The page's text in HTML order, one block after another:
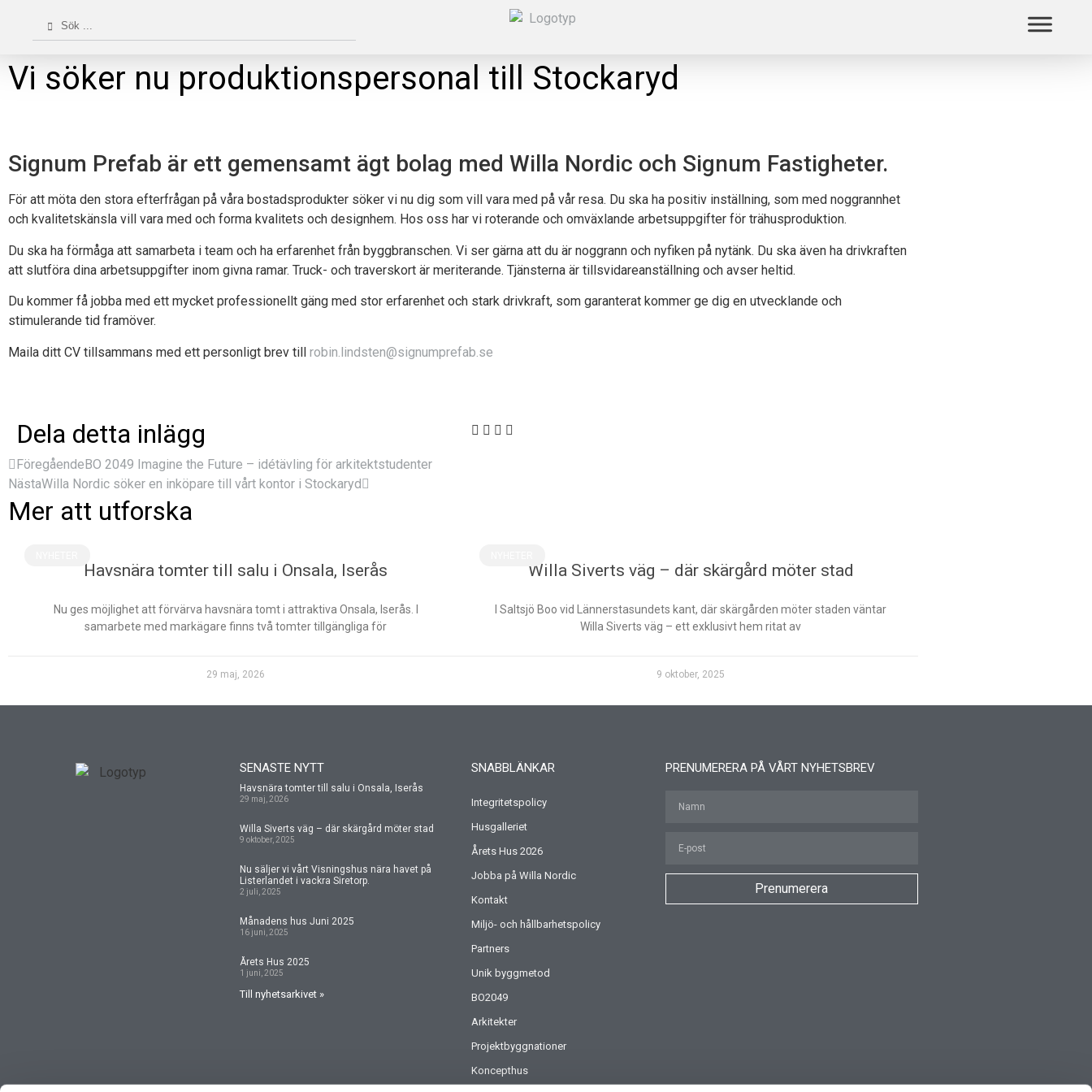
Vi söker nu produktionspersonal till Stockaryd
Signum Prefab är ett gemensamt ägt bolag med Willa Nordic och Signum Fastigheter.
För att möta den stora efterfrågan på våra bostadsprodukter söker vi nu dig som vill vara med på vår resa. Du ska ha positiv inställning, som med noggrannhet
och kvalitetskänsla vill vara med och forma kvalitets och designhem. Hos oss har vi roterande och omväxlande arbetsuppgifter för trähusproduktion.
Du ska ha förmåga att samarbeta i team och ha erfarenhet från byggbranschen. Vi ser gärna att du är noggrann och nyfiken på nytänk. Du ska även ha drivkraften
att slutföra dina arbetsuppgifter inom givna ramar. Truck- och traverskort är meriterande. Tjänsterna är tillsvidareanställning och avser heltid.
Du kommer få jobba med ett mycket professionellt gäng med stor erfarenhet och stark drivkraft, som garanterat kommer ge dig en utvecklande och
stimulerande tid framöver.
Maila ditt CV tillsammans med ett personligt brev till robin.lindsten@signumprefab.se
Dela detta inlägg
Föregående BO 2049 Imagine the Future – idétävling för arkitektstudenter
NästaWilla Nordic söker en inköpare till vårt kontor i Stockaryd
Mer att utforska
Havsnära tomter till salu i Onsala, Iserås
Nu ges möjlighet att förvärva havsnära tomt i attraktiva Onsala, Iserås. I
samarbete med markägare finns två tomter tillgängliga för
29 maj, 2026
Willa Siverts väg – där skärgård möter stad
I Saltsjö Boo vid Lännerstasundets kant, där skärgården möter staden väntar
Willa Siverts väg – ett exklusivt hem ritat av
9 oktober, 2025
SENASTE NYTT
Havsnära tomter till salu i Onsala, Iserås
29 maj, 2026
Willa Siverts väg – där skärgård möter stad
9 oktober, 2025
Nu säljer vi vårt Visningshus nära havet på
Listerlandet i vackra Siretorp.
2 juli, 2025
Månadens hus Juni 2025
16 juni, 2025
Årets Hus 2025
1 juni, 2025
Till nyhetsarkivet »
SNABBLÄNKAR
Integritetspolicy
Husgalleriet
Årets Hus 2026
Jobba på Willa Nordic
Kontakt
Miljö- och hållbarhetspolicy
Partners
Unik byggmetod
BO2049
Arkitekter
Projektbyggnationer
Koncepthus
PRENUMERERA PÅ VÅRT NYHETSBREV
Prenumerera